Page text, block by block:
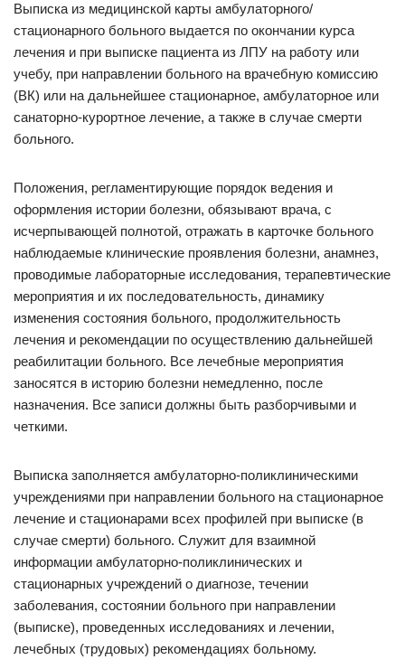
Выписка из медицинской карты амбулаторного/
стационарного больного выдается по окончании курса
лечения и при выписке пациента из ЛПУ на работу или
учебу, при направлении больного на врачебную комиссию
(ВК) или на дальнейшее стационарное, амбулаторное или
санаторно-курортное лечение, а также в случае смерти
больного.
Положения, регламентирующие порядок ведения и
оформления истории болезни, обязывают врача, с
исчерпывающей полнотой, отражать в карточке больного
наблюдаемые клинические проявления болезни, анамнез,
проводимые лабораторные исследования, терапевтические
мероприятия и их последовательность, динамику
изменения состояния больного, продолжительность
лечения и рекомендации по осуществлению дальнейшей
реабилитации больного. Все лечебные мероприятия
заносятся в историю болезни немедленно, после
назначения. Все записи должны быть разборчивыми и
четкими.
Выписка заполняется амбулаторно-поликлиническими
учреждениями при направлении больного на стационарное
лечение и стационарами всех профилей при выписке (в
случае смерти) больного. Служит для взаимной
информации амбулаторно-поликлинических и
стационарных учреждений о диагнозе, течении
заболевания, состоянии больного при направлении
(выписке), проведенных исследованиях и лечении,
лечебных (трудовых) рекомендациях больному.